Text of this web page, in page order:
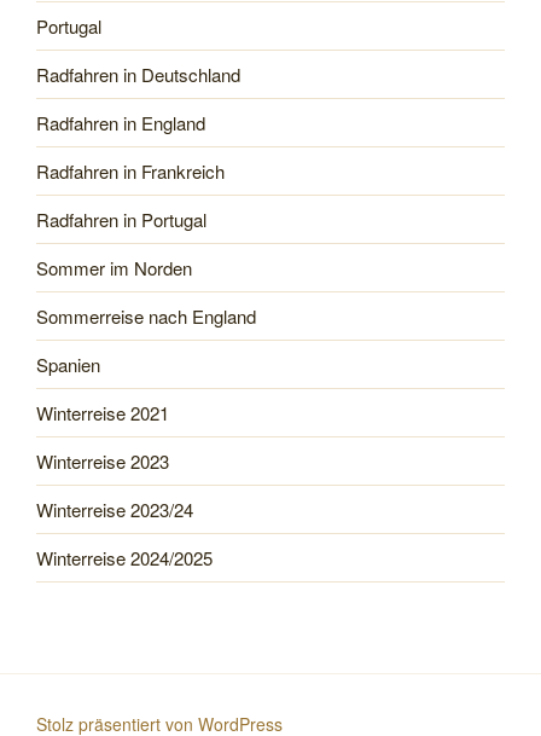
Portugal
Radfahren in Deutschland
Radfahren in England
Radfahren in Frankreich
Radfahren in Portugal
Sommer im Norden
Sommerreise nach England
Spanien
Winterreise 2021
Winterreise 2023
Winterreise 2023/24
Winterreise 2024/2025
Stolz präsentiert von WordPress